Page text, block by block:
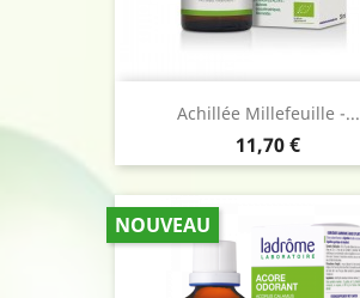
Achillée Millefeuille -...
Prix
11,70 €
NOUVEAU